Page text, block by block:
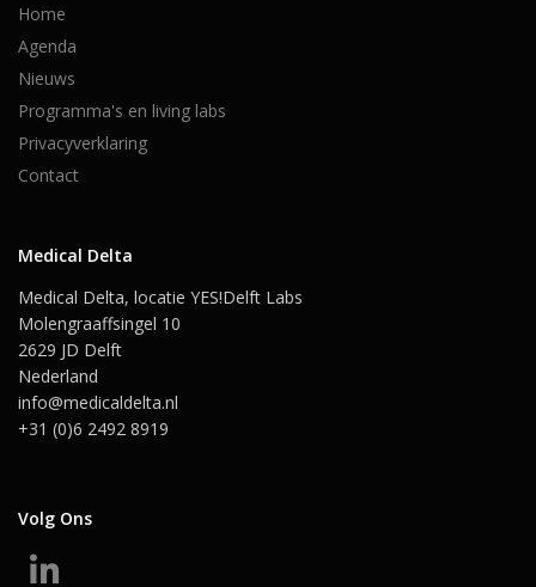
Home
Agenda
Nieuws
Programma's en living labs
Privacyverklaring
Contact
Medical Delta
Medical Delta, locatie YES!Delft Labs
Molengraaffsingel 10
2629 JD Delft
Nederland
info@medicaldelta.nl
+31 (0)6 2492 8919
Volg Ons